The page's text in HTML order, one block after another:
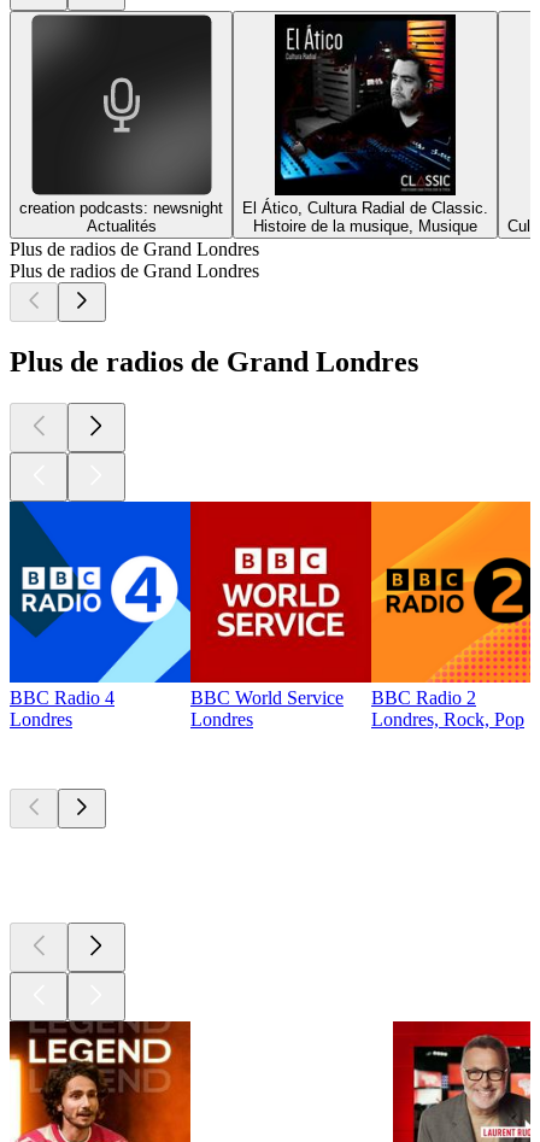
creation podcasts: newsnight
Actualités
El Ático, Cultura Radial de Classic.
Histoire de la musique, Musique
Plus de radios de Grand Londres
Plus de radios de Grand Londres
Plus de radios de Grand Londres
BBC Radio 4
Londres
BBC World Service
Londres
BBC Radio 2
Londres, Rock, Pop